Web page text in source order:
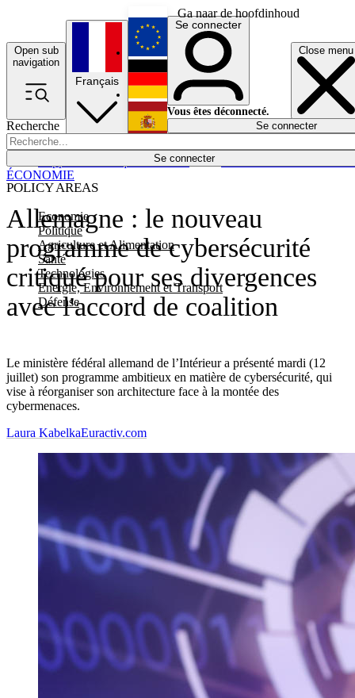
Ga naar de hoofdinhoud
Open sub
navigation
Close menu
Recherche
Se connecter
POLICY AREAS
Economie
Politique
Agriculture et Alimentation
Santé
Technologies
Energie, Environnement et Transport
Défense
Économie
Français
English
Deutsch
Español
Se connecter
Vous êtes déconnecté.
Se connecter
Allemagne : le nouveau
programme de cybersécurité
critiqué pour ses divergences
avec l'accord de coalition
Le ministère fédéral allemand de l’Intérieur a présenté mardi (12
juillet) son programme ambitieux en matière de cybersécurité, qui
vise à réorganiser son architecture face à la montée des
cybermenaces.
ÉCONOMIE
Laura KabelkaEuractiv.com